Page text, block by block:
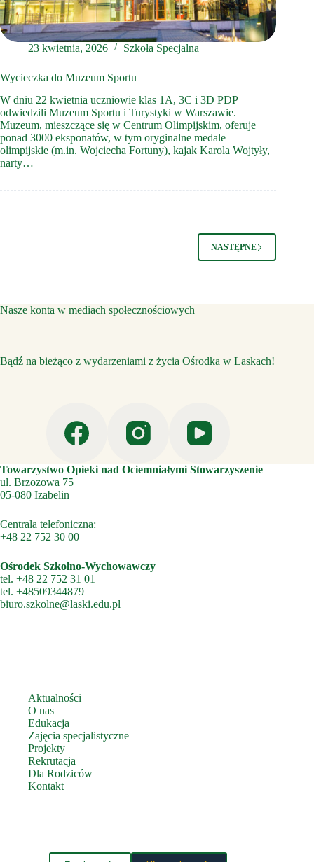
23 kwietnia, 2026 Szkoła Specjalna
Wycieczka do Muzeum Sportu
W dniu 22 kwietnia uczniowie klas 1A, 3C i 3D PDP
odwiedzili Muzeum Sportu i Turystyki w Warszawie.
Muzeum, mieszczące się w Centrum Olimpijskim, oferuje
ponad 3000 eksponatów, w tym oryginalne medale
olimpijskie (m.in. Wojciecha Fortuny), kajak Karola Wojtyły,
narty…
NASTĘPNE
Nasze konta w mediach społecznościowych
Bądź na bieżąco z wydarzeniami z życia Ośrodka w Laskach!
Towarzystwo Opieki nad Ociemniałymi Stowarzyszenie
ul. Brzozowa 75
05-080 Izabelin
Centrala telefoniczna:
+48 22 752 30 00
Ośrodek Szkolno-Wychowawczy
tel. +48 22 752 31 01
tel. +48509344879
biuro.szkolne@laski.edu.pl
Aktualności
O nas
Edukacja
Zajęcia specjalistyczne
Projekty
Rekrutacja
Dla Rodziców
Kontakt
Polityka prywatności